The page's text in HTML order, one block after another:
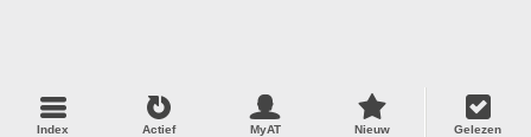
Index Actief MyAT Nieuw Gelezen